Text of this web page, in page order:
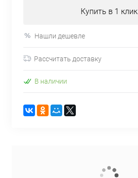
Купить в 1 клик
Нашли дешевле
Рассчитать доставку
В наличии